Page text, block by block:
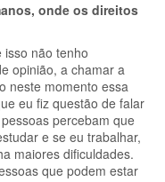
onde os direitos
isso não tenho
opinião, a chamar a
neste momento essa
eu fiz questão de falar
percebam que
e se eu trabalhar,
maiores dificuldades.
que podem estar